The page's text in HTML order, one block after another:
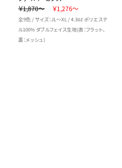
￥1,870～
￥1,276～
全9色 / サイズ：JL～XL / 4.3oz ポリエステ
ル100% ダブルフェイス生地(表：フラット、
裏：メッシュ)